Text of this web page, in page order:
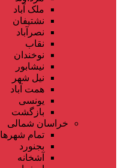
ملک آباد
نشتیفان
نصرآباد
نقاب
نوخندان
نیشابور
نیل شهر
همت آباد
یونسی
بازگشت
خراسان شمالی
تمام شهر‌ها
بجنورد
آشخانه